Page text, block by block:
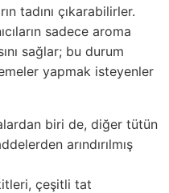
tadını çıkarabilirler.
sadece aroma
sağlar; bu durum
yapmak isteyenler
biri de, diğer tütün
arındırılmış
çeşitli tat